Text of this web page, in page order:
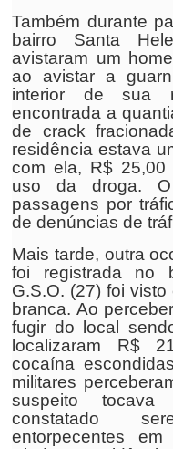
Também durante
bairro Santa
avistaram um
ao avistar a
interior de sua
encontrada a
de crack
residência estava
com ela, R$ 25,00
uso da droga. O
passagens por
de denúncias de
Mais tarde, outra
foi registrada no
G.S.O. (27) foi
branca. Ao
fugir do local
localizaram R$
cocaína
militares
suspeito tocava
constatado
entorpecentes